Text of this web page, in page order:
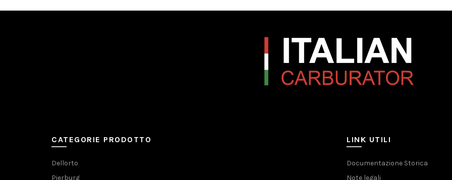
CATEGORIE PRODOTTO
Dellorto
Pierburg
LINK UTILI
Documentazione Storica
Note legali